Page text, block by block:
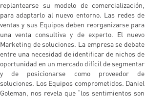
replantearse su modelo de comercialización,
para adaptarlo al nuevo entorno. Las redes de
ventas y sus Equipos deben reorganizarse para
una venta consultiva y de experto. El nuevo
Marketing de soluciones. La empresa se debate
entre una necesidad de identificar de nichos de
oportunidad en un mercado difícil de segmentar
y de posicionarse como proveedor de
soluciones. Los Equipos comprometidos. Daniel
Goleman, nos revela que “los sentimientos son